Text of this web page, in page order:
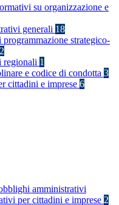
su organizzazione e
generali 18
strategico-
regionali 1
e codice di condotta 3
cittadini e imprese 6
amministrativi
per cittadini e imprese 2